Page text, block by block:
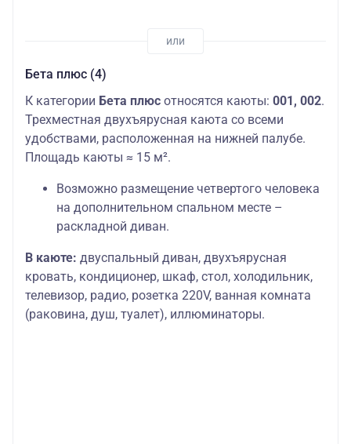
Бета плюс (4)
К категории Бета плюс относятся каюты: 001, 002.
Трехместная двухъярусная каюта со всеми
удобствами, расположенная на нижней палубе.
Площадь каюты ≈ 15 м².
Возможно размещение четвертого человека
на дополнительном спальном месте –
раскладной диван.
В каюте: двуспальный диван, двухъярусная
кровать, кондиционер, шкаф, стол, холодильник,
телевизор, радио, розетка 220V, ванная комната
(раковина, душ, туалет), иллюминаторы.